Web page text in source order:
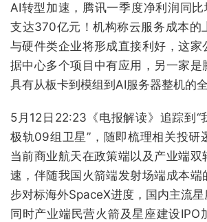
AI转型加速，腾讯一季度净利润同比
支达370亿元！机构称云服务成本的
与硬件类企业将形成直接利好，这家
据中心多个项目中有应用，另一家是
具有从板卡到模组到AI服务器整机的
5月12日22:23《电报解读》追踪到“
极轨09组卫星”，随即梳理相关投研
当前商业航天在政策端以及产业端双
速，伴随我国火箭端发射场端成本端
步对标海外SpaceX进度，国内主流星
同时产业端民营火箭及星座建设IPO